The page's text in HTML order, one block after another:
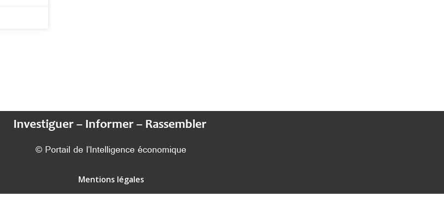
Investiguer – Informer – Rassembler
© Portail de l’Intelligence économique
Mentions légales